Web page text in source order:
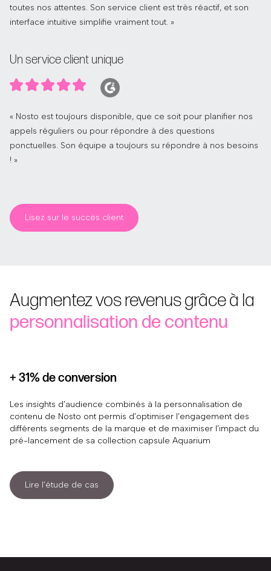
toutes nos attentes. Son service client est très réactif, et son
interface intuitive simplifie vraiment tout. »
Un service client unique
« Nosto est toujours disponible, que ce soit pour planifier nos
appels réguliers ou pour répondre à des questions
ponctuelles. Son équipe a toujours su répondre à nos besoins
! »
Lisez sur le succès client
Augmentez vos revenus grâce à la
personnalisation de contenu
+ 31% de conversion
Les insights d’audience combinés à la personnalisation de
contenu de Nosto ont permis d’optimiser l’engagement des
différents segments de la marque et de maximiser l’impact du
pré-lancement de sa collection capsule Aquarium
Lire l’étude de cas